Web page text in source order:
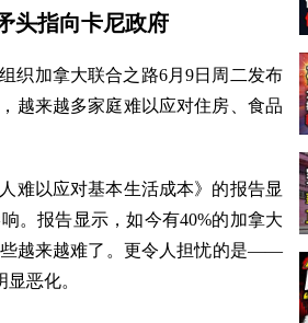
头指向卡尼政府
织加拿大联合之路6月9日周二发布
越来越多家庭难以应对住房、食品
难以应对基本生活成本》的报告显
。报告显示，如今有40%的加拿大
些越来越难了。更令人担忧的是——
恶化。